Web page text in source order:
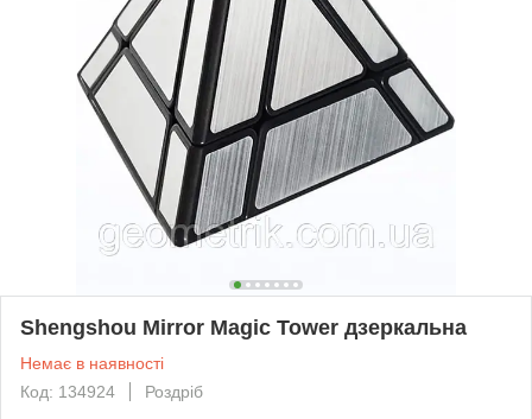
Shengshou Mirror Magic Tower дзеркальна
Немає в наявності
Код: 134924
Роздріб